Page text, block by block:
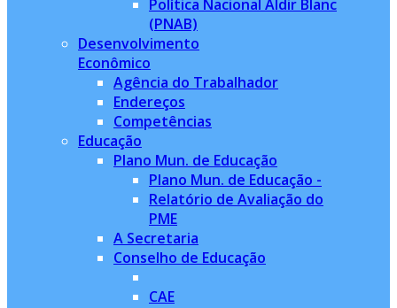
Política Nacional Aldir Blanc
(PNAB)
Desenvolvimento
Econômico
Agência do Trabalhador
Endereços
Competências
Educação
Plano Mun. de Educação
Plano Mun. de Educação -
Relatório de Avaliação do
PME
A Secretaria
Conselho de Educação
CAE